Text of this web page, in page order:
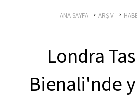
ANA SAYFA ARŞİV
Londra
Bienali'nde